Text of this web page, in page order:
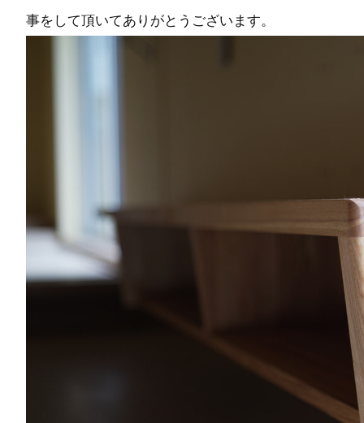
事をして頂いてありがとうございます。